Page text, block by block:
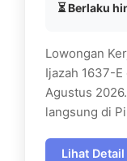
⏳ Berlaku
Lowongan
Ijazah 1637-
Agustus
langsung di
Lihat